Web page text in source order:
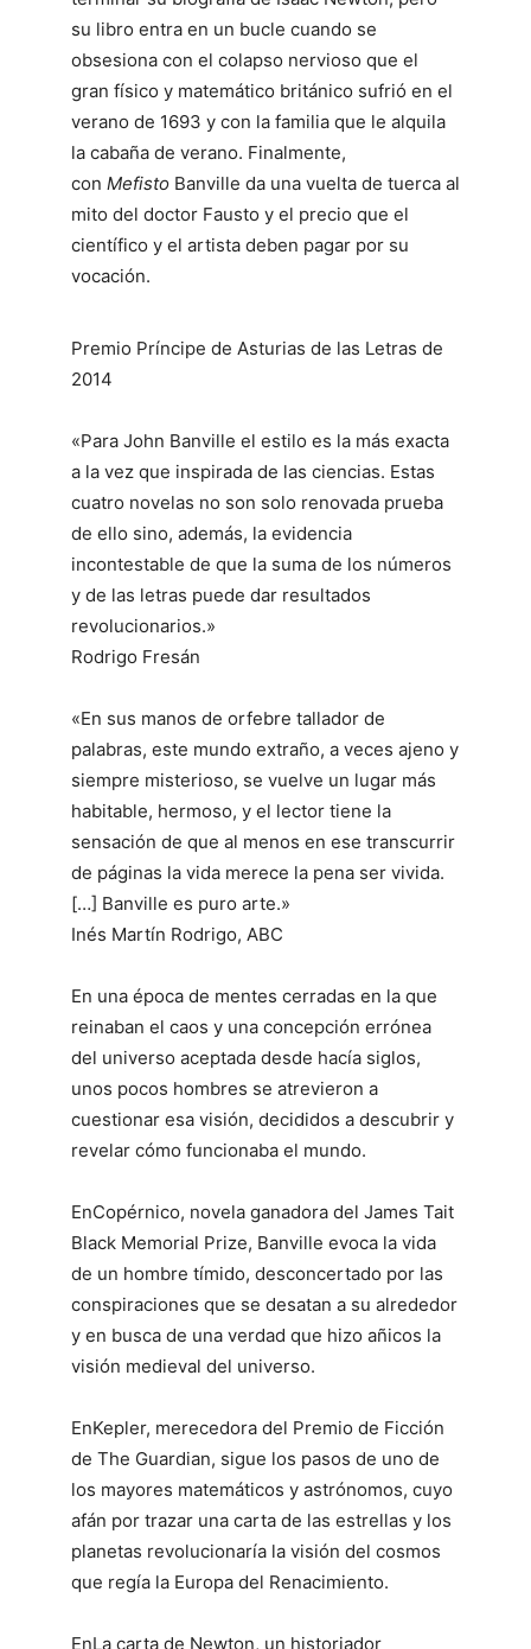
su libro entra en un bucle cuando se
obsesiona con el colapso nervioso que el
gran físico y matemático británico sufrió en el
verano de 1693 y con la familia que le alquila
la cabaña de verano. Finalmente,
con Mefisto Banville da una vuelta de tuerca al
mito del doctor Fausto y el precio que el
científico y el artista deben pagar por su
vocación.
Premio Príncipe de Asturias de las Letras de
2014
«Para John Banville el estilo es la más exacta
a la vez que inspirada de las ciencias. Estas
cuatro novelas no son solo renovada prueba
de ello sino, además, la evidencia
incontestable de que la suma de los números
y de las letras puede dar resultados
revolucionarios.»
Rodrigo Fresán
«En sus manos de orfebre tallador de
palabras, este mundo extraño, a veces ajeno y
siempre misterioso, se vuelve un lugar más
habitable, hermoso, y el lector tiene la
sensación de que al menos en ese transcurrir
de páginas la vida merece la pena ser vivida.
[…] Banville es puro arte.»
Inés Martín Rodrigo, ABC
En una época de mentes cerradas en la que
reinaban el caos y una concepción errónea
del universo aceptada desde hacía siglos,
unos pocos hombres se atrevieron a
cuestionar esa visión, decididos a descubrir y
revelar cómo funcionaba el mundo.
EnCopérnico, novela ganadora del James Tait
Black Memorial Prize, Banville evoca la vida
de un hombre tímido, desconcertado por las
conspiraciones que se desatan a su alrededor
y en busca de una verdad que hizo añicos la
visión medieval del universo.
EnKepler, merecedora del Premio de Ficción
de The Guardian, sigue los pasos de uno de
los mayores matemáticos y astrónomos, cuyo
afán por trazar una carta de las estrellas y los
planetas revolucionaría la visión del cosmos
que regía la Europa del Renacimiento.
EnLa carta de Newton, un historiador